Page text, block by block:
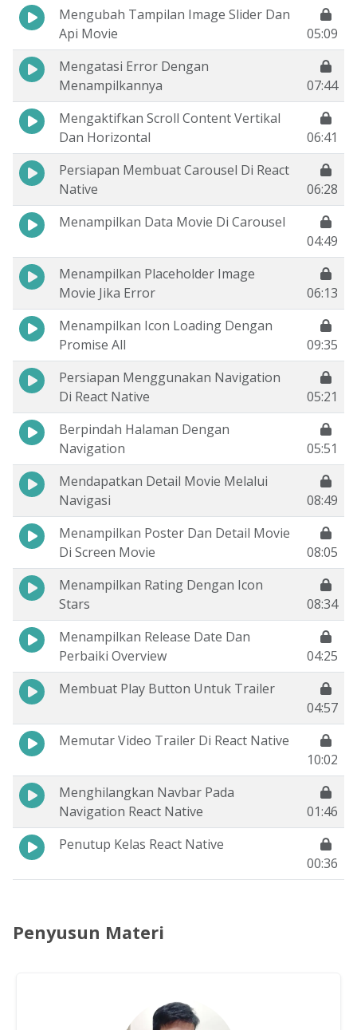
Mengubah Tampilan Image Slider Dan
Api Movie
05:09
Mengatasi Error Dengan
Menampilkannya
07:44
Mengaktifkan Scroll Content Vertikal
Dan Horizontal
06:41
Persiapan Membuat Carousel Di React
Native
06:28
Menampilkan Data Movie Di Carousel
04:49
Menampilkan Placeholder Image
Movie Jika Error
06:13
Menampilkan Icon Loading Dengan
Promise All
09:35
Persiapan Menggunakan Navigation
Di React Native
05:21
Berpindah Halaman Dengan
Navigation
05:51
Mendapatkan Detail Movie Melalui
Navigasi
08:49
Menampilkan Poster Dan Detail Movie
Di Screen Movie
08:05
Menampilkan Rating Dengan Icon
Stars
08:34
Menampilkan Release Date Dan
Perbaiki Overview
04:25
Membuat Play Button Untuk Trailer
04:57
Memutar Video Trailer Di React Native
10:02
Menghilangkan Navbar Pada
Navigation React Native
01:46
Penutup Kelas React Native
00:36
Penyusun Materi